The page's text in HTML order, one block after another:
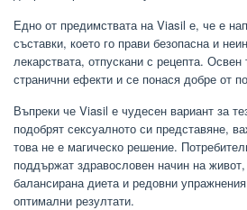
Едно от предимствата на Viasil е, че е
съставки, което го прави безопасна и
лекарствата, отпускани с рецепта.
странични ефекти и се понася добре от
Въпреки че Viasil е чудесен вариант за
подобрят сексуалното си представяне,
това не е магическо решение.
поддържат здравословен начин на
балансирана диета и редовни
оптимални резултати.